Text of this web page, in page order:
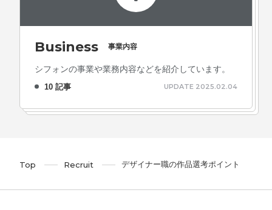
Business 事業内容
シフォンの事業や業務内容などを紹介しています。
10 記事 UPDATE 2025.02.04
Top Recruit デザイナー職の作品選考ポイント